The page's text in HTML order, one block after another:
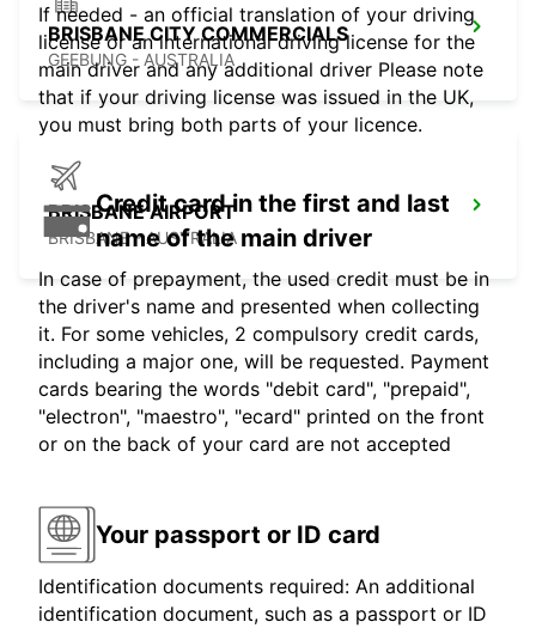
BRISBANE CITY COMMERCIALS
GEEBUNG - AUSTRALIA
BRISBANE AIRPORT
BRISBANE - AUSTRALIA
If needed - an official translation of your driving
license or an international driving license for the
main driver and any additional driver Please note
that if your driving license was issued in the UK,
you must bring both parts of your licence.
Credit card in the first and last
name of the main driver
In case of prepayment, the used credit must be in
the driver's name and presented when collecting
it. For some vehicles, 2 compulsory credit cards,
including a major one, will be requested. Payment
cards bearing the words "debit card", "prepaid",
"electron", "maestro", "ecard" printed on the front
or on the back of your card are not accepted
Your passport or ID card
Identification documents required: An additional
identification document, such as a passport or ID